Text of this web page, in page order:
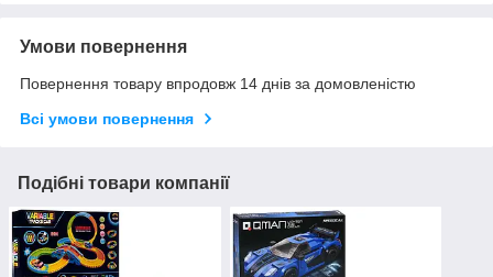
Умови повернення
Повернення товару впродовж 14 днів за домовленістю
Всі умови повернення
Подібні товари компанії